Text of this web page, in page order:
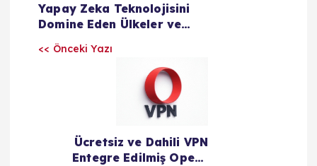
zYapay Zeka Teknolojisini
Domine Eden Ülkeler ve
Şirketler
<< Önceki Yazı
Ücretsiz ve Dahili VPN
Entegre Edilmiş Opera